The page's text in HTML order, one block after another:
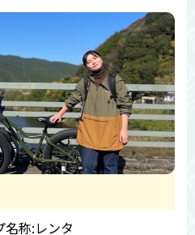
称:レンタ